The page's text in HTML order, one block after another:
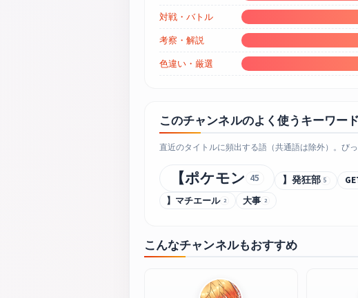
対戦・バトル
考察・解説
色違い・厳選
このチャンネルのよく使うキーワード
直近のタイトルに頻出する語（共通語は除外）。び
【ポケモン 45 】発狂部 5
】マチエール 2 大事 2
こんなチャンネルもおすすめ